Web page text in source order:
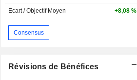
10,08 Md
4,11 Md
3,21 Md
Ecart / Objectif Moyen +8,08 %
Consensus
Révisions de Bénéfices